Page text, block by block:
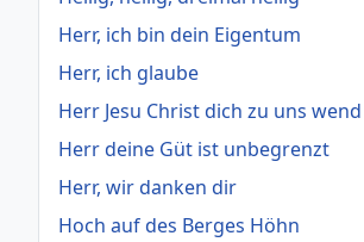
Herr, ich bin dein Eigentum
Herr, ich glaube
Herr Jesu Christ dich zu uns wend
Herr deine Güt ist unbegrenzt
Herr, wir danken dir
Hoch auf des Berges Höhn